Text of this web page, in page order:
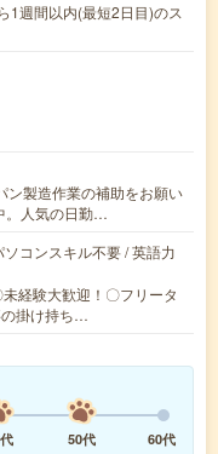
1週間以内(最短2日目)のス
ン製造作業の補助をお願い
。人気の日勤…
コンスキル不要 / 英語力
経験大歓迎！〇フリータ
掛け持ち…
50代 60代